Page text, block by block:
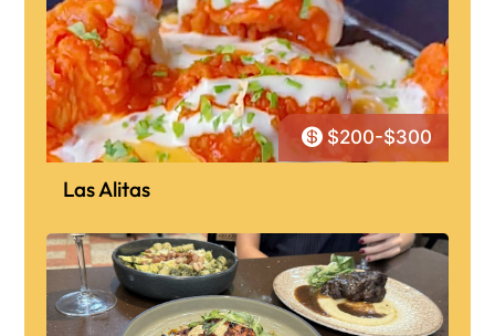
 $200-$300
Las Alitas